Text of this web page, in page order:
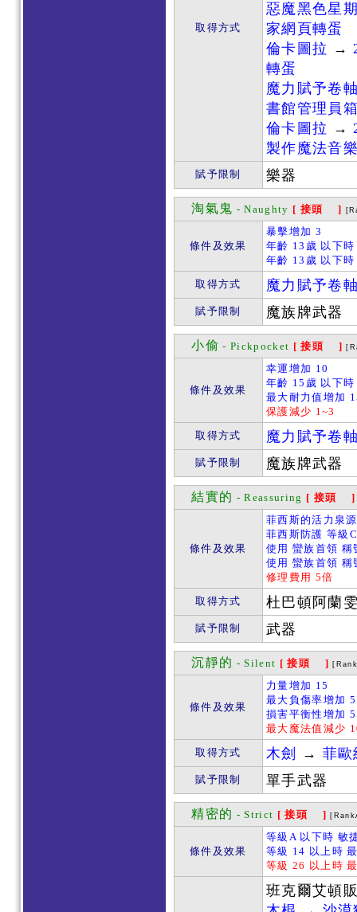
取得方式
惡魔黑色星
家網頁轉蛋
倫卡圖拉 →
轉蛋
魔力賦予卷
書館管理員
倫卡圖拉 →
製作魔法音
賦予限制 樂器
淘氣鬼 - Naughty [ 接頭 ]
條件及效果
暴擊增加 3
年齡 13歲 以下
年齡 13歲 以下
取得方式
魔力賦予卷
賦予限制 魔族牌武器
小偷 - Pickpocket [ 接頭 ]
條件及效果
幸運增加 10
年齡 15歲 以下
最大耐力值增加
保護減少 1~3
取得方式
魔力賦予卷
賦予限制 魔族牌武器
結實的 - Reassuring [ 接頭 ]
條件及效果
菲西斯的活力泉
菲西斯防護 等級
使用 蠻族首領
使用 蠻族首領
修理費用 5倍
取得方式
杜巴頓阿蘭
賦予限制 武器
沉靜的 - Silent [ 接頭 ]
條件及效果
力量增加 15
最大負傷率增加 5
損害平衡性增加 5
最大魔法值減少
取得方式
木劍 → 菲歐
賦予限制 單手武器
精密的 - Strict [ 接頭 ]
條件及效果
等級A 以下時 敏
等級 14 以上時
等級 26 以上時
班克爾艾頓